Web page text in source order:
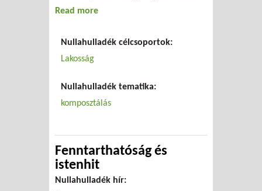
Read more
Nullahulladék célcsoportok:
Lakosság
Nullahulladék tematika:
komposztálás
Fenntarthatóság és
istenhit
Nullahulladék hír: